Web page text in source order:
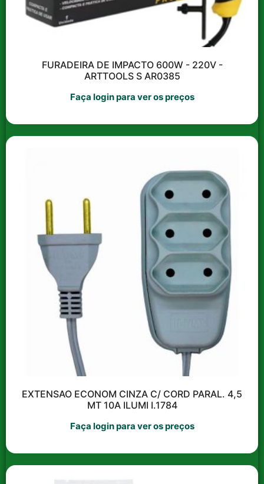
TUBO PVC SOLDAVEL 25
MM AKATO
TOMADA UNIVERSAL 10A
BRANCA STYLUS ILUMI
preços
25 e ganhe 10% de
desconto!
Ver opções
Ver todas as categorias
Catálogos e revistas
Akrosul
FURADEIRA DE IMPACTO 600W - 220V -
ARTTOOLS S AR0385
Faça login para ver os preços
EXTENSAO ECONOM CINZA C/ CORD PARAL. 4,5
MT 10A ILUMI I.1784
Faça login para ver os preços